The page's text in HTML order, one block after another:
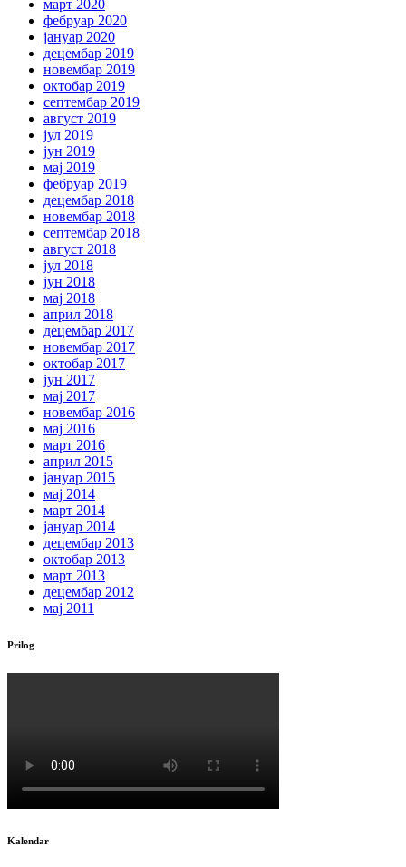
март 2020
фебруар 2020
јануар 2020
децембар 2019
новембар 2019
октобар 2019
септембар 2019
август 2019
јул 2019
јун 2019
мај 2019
фебруар 2019
децембар 2018
новембар 2018
септембар 2018
август 2018
јул 2018
јун 2018
мај 2018
април 2018
децембар 2017
новембар 2017
октобар 2017
јун 2017
мај 2017
новембар 2016
мај 2016
март 2016
април 2015
јануар 2015
мај 2014
март 2014
јануар 2014
децембар 2013
октобар 2013
март 2013
децембар 2012
мај 2011
Prilog
Kalendar